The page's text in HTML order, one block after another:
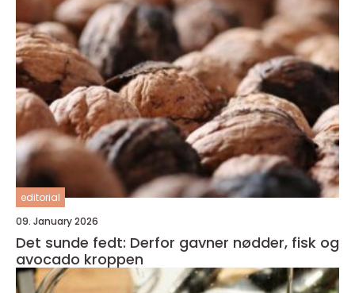
editorial
09. January 2026
Det sunde fedt: Derfor gavner nødder, fisk og
avocado kroppen